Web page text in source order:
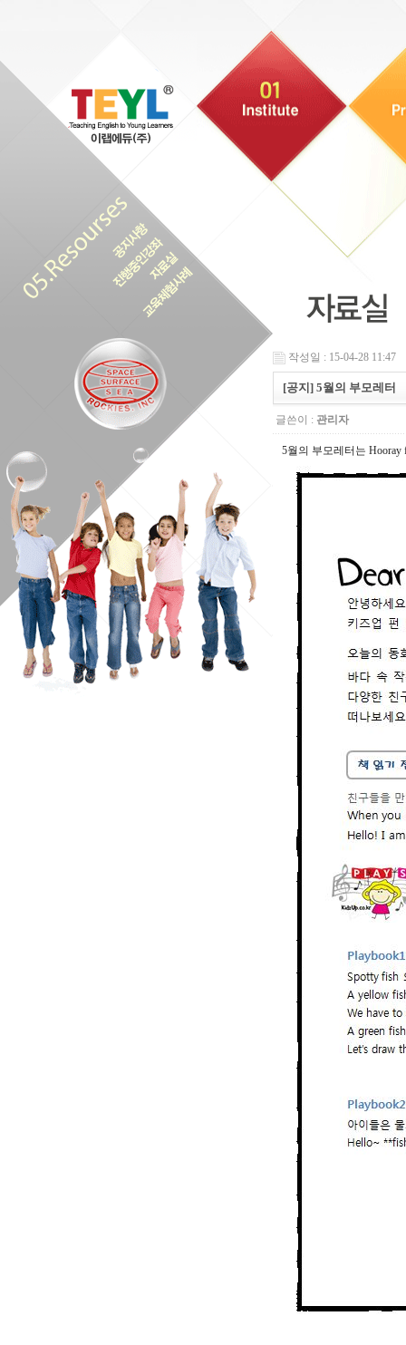
작성일 : 15-04-28 11:47
[공지] 5월의 부모레터
글쓴이 : 관리자
5월의 부모레터는